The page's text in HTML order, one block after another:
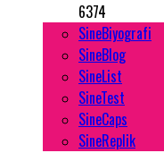
6374
SineBiyografi
SineBlog
SineList
SineTest
SineCaps
SineReplik